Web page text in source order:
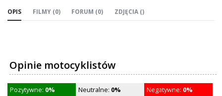
OPIS FILMY (0) FORUM (0) ZDJĘCIA ()
Opinie motocyklistów
Pozytywne: 0% Neutralne: 0% Negatywne: 0%